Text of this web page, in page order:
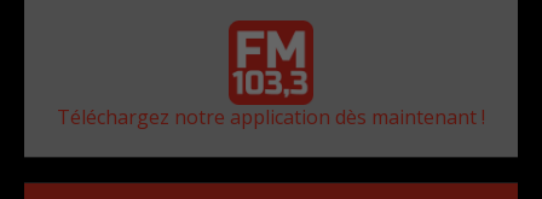
Téléchargez notre application dès maintenant !